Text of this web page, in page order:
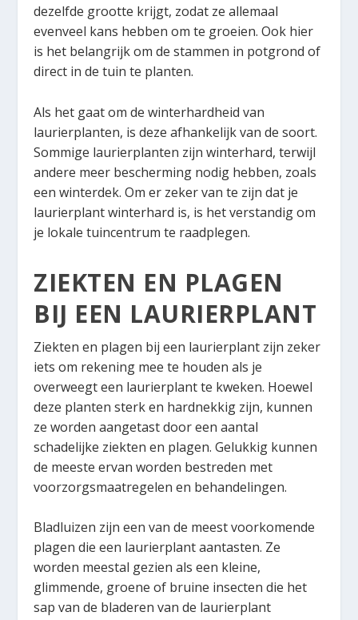
dezelfde grootte krijgt, zodat ze allemaal
evenveel kans hebben om te groeien. Ook hier
is het belangrijk om de stammen in potgrond of
direct in de tuin te planten.
Als het gaat om de winterhardheid van
laurierplanten, is deze afhankelijk van de soort.
Sommige laurierplanten zijn winterhard, terwijl
andere meer bescherming nodig hebben, zoals
een winterdek. Om er zeker van te zijn dat je
laurierplant winterhard is, is het verstandig om
je lokale tuincentrum te raadplegen.
ZIEKTEN EN PLAGEN
BIJ EEN LAURIERPLANT
Ziekten en plagen bij een laurierplant zijn zeker
iets om rekening mee te houden als je
overweegt een laurierplant te kweken. Hoewel
deze planten sterk en hardnekkig zijn, kunnen
ze worden aangetast door een aantal
schadelijke ziekten en plagen. Gelukkig kunnen
de meeste ervan worden bestreden met
voorzorgsmaatregelen en behandelingen.
Bladluizen zijn een van de meest voorkomende
plagen die een laurierplant aantasten. Ze
worden meestal gezien als een kleine,
glimmende, groene of bruine insecten die het
sap van de bladeren van de laurierplant